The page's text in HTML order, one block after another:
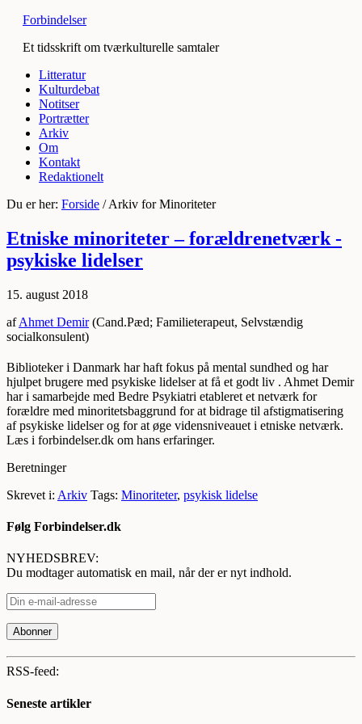
Forbindelser
Et tidsskrift om tværkulturelle samtaler
Litteratur
Kulturdebat
Notitser
Portrætter
Arkiv
Om
Kontakt
Redaktionelt
Du er her: Forside /Arkiv for Minoriteter
Etniske minoriteter – forældrenetværk -
psykiske lidelser
15. august 2018
afAhmet Demir(Cand.Pæd; Familieterapeut, Selvstændig
socialkonsulent)
Biblioteker i Danmark har haft fokus på mental sundhed og har
hjulpet brugere med psykiske lidelser at få et godt liv . Ahmet Demir
har i samarbejde med Bedre Psykiatri etableret et netværk for
forældre med minoritetsbaggrund for at bidrage til afstigmatisering
af psykiske lidelser og for at øge vidensniveauet i etniske netværk.
Læs i forbindelser.dk om hans erfaringer.
Beretninger
Skrevet i: Arkiv Tags: Minoriteter, psykisk lidelse
Følg Forbindelser.dk
NYHEDSBREV:
Du modtager automatisk en mail, når der er nyt indhold.
RSS-feed:
Seneste artikler